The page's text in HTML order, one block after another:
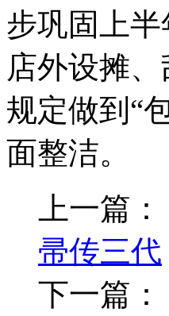
步巩固上
店外设摊
规定做到“
面整洁。
上一篇：
帚传三代
下一篇：